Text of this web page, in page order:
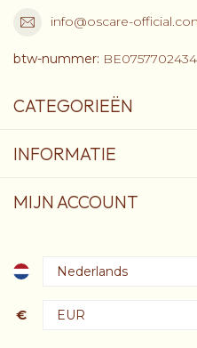
info@oscare-
btw-nummer: BE0757702434
CATEGORIEËN
INFORMATIE
MIJN ACCOUNT
€